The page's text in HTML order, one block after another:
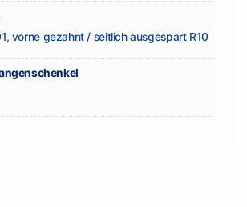
vorne gezahnt / seitlich ausgespart R10